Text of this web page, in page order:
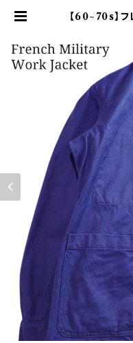
【60~70s】
ン